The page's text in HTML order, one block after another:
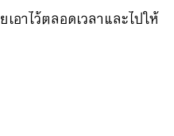
อาไว้ตลอดเวลาและไปให้